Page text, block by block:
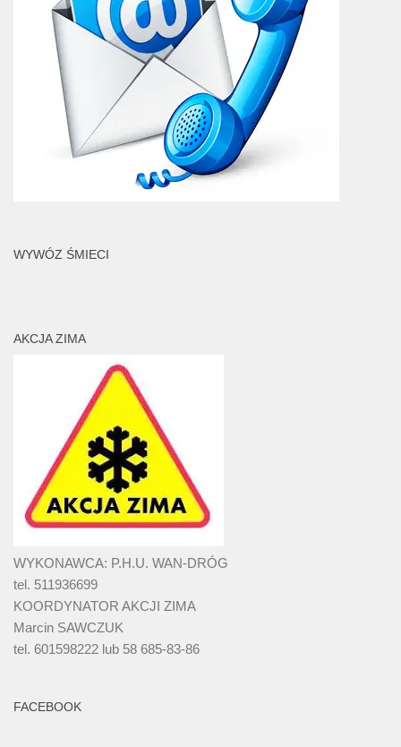
WYWÓZ ŚMIECI
AKCJA ZIMA
WYKONAWCA: P.H.U. WAN-DRÓG
tel. 511936699
KOORDYNATOR AKCJI ZIMA
Marcin SAWCZUK
tel. 601598222 lub 58 685-83-86
FACEBOOK